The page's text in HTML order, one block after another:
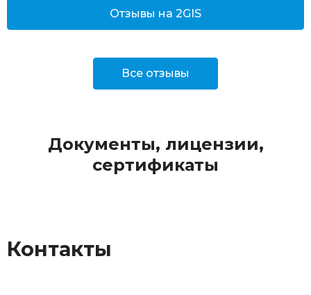
Отзывы на 2GIS
Все отзывы
Документы, лицензии,
сертификаты
Контакты